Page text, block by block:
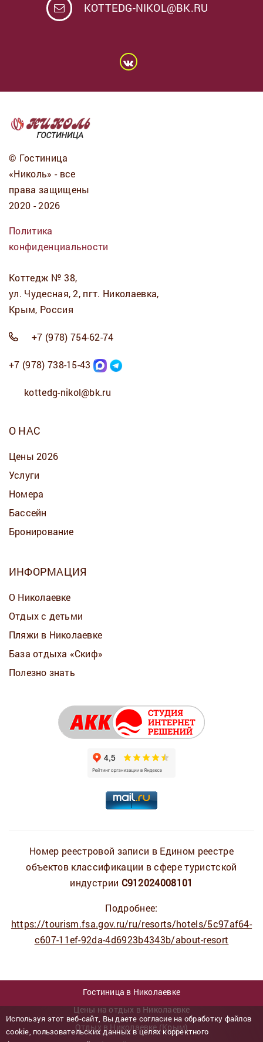
KOTTEDG-NIKOL@BK.RU
© Гостиница
«Николь» - все
права защищены
2020 - 2026
Политика
конфиденциальности
Коттедж № 38,
ул. Чудесная, 2, пгт. Николаевка,
Крым, Россия
+7 (978) 754-62-74
+7 (978) 738-15-43
kottedg-nikol@bk.ru
О НАС
Цены 2026
Услуги
Номера
Бассейн
Бронирование
ИНФОРМАЦИЯ
О Николаевке
Отдых с детьми
Пляжи в Николаевке
База отдыха «Скиф»
Полезно знать
Номер реестровой записи в Едином реестре
объектов классификации в сфере туристской
индустрии С912024008101
Подробнее:
https://tourism.fsa.gov.ru/ru/resorts/hotels/5c97af64-
c607-11ef-92da-4d6923b4343b/about-resort
Гостиница в Николаевке
Цены на отдых в Николаевке
Отдых в Николаевке (Крым)
Используя этот веб-сайт, Вы даете согласие на обработку файлов
cookie, пользовательских данных в целях корректного